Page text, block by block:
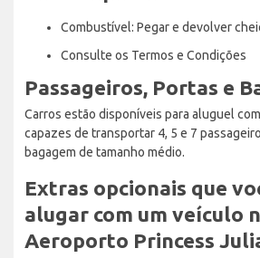
Combustível: Pegar e devolver
Consulte os Termos e Condições
Passageiros, Portas e
Carros estão disponíveis para aluguel
capazes de transportar 4, 5 e 7
bagagem de tamanho médio.
Extras opcionais que
alugar com um veículo
Aeroporto Princess